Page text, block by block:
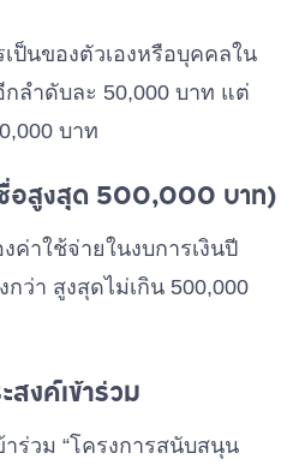
ป็นของตัวเองหรือบุคคลใน
กลำดับละ 50,000 บาท แต่
บาท
ชื่อสูงสุด 500,000 บาท)
ค่าใช้จ่ายในงบการเงินปี
กว่า สูงสุดไม่เกิน 500,000
งค์เข้าร่วม
ร่วม “โครงการสนับสนุน